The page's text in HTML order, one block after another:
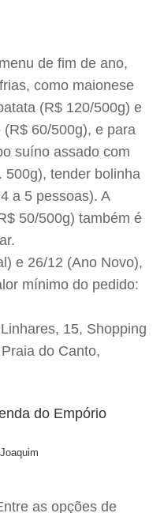
de fim de ano,
como maionese
(R$ 120/500g) e
60/500g), e para
suíno assado com
500g), tender bolinha
a 5 pessoas). A
50/500g) também é
e 26/12 (Ano Novo),
mínimo do pedido:
15, Shopping
do Canto,
as opções de